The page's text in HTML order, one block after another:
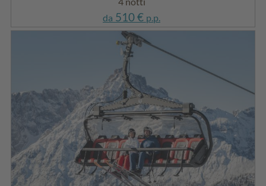
da 510 € p.p.